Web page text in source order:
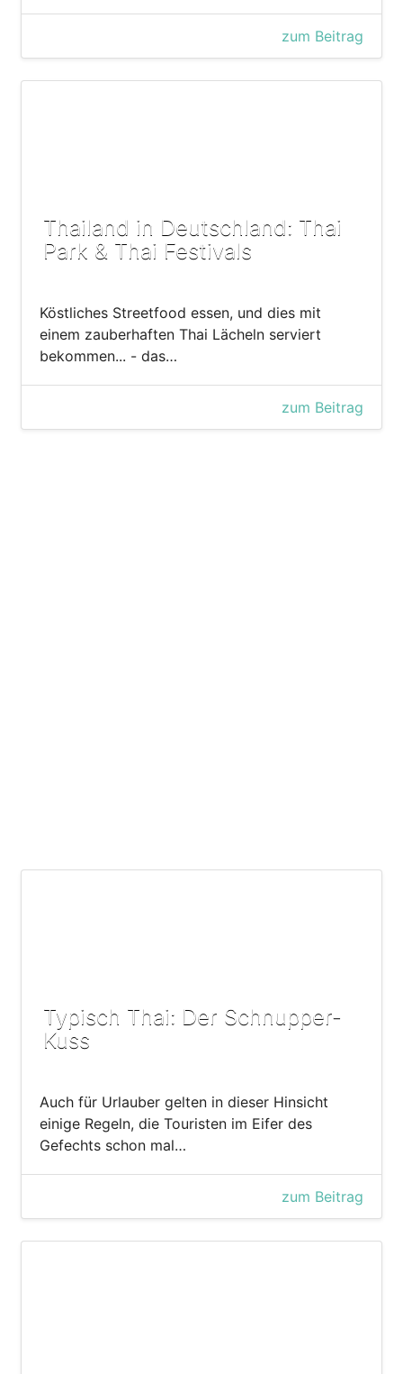
zum Beitrag
Thailand in Deutschland: Thai
Park & Thai Festivals
Köstliches Streetfood essen, und dies mit
einem zauberhaften Thai Lächeln serviert
bekommen... - das…
zum Beitrag
Typisch Thai: Der Schnupper-
Kuss
Auch für Urlauber gelten in dieser Hinsicht
einige Regeln, die Touristen im Eifer des
Gefechts schon mal…
zum Beitrag